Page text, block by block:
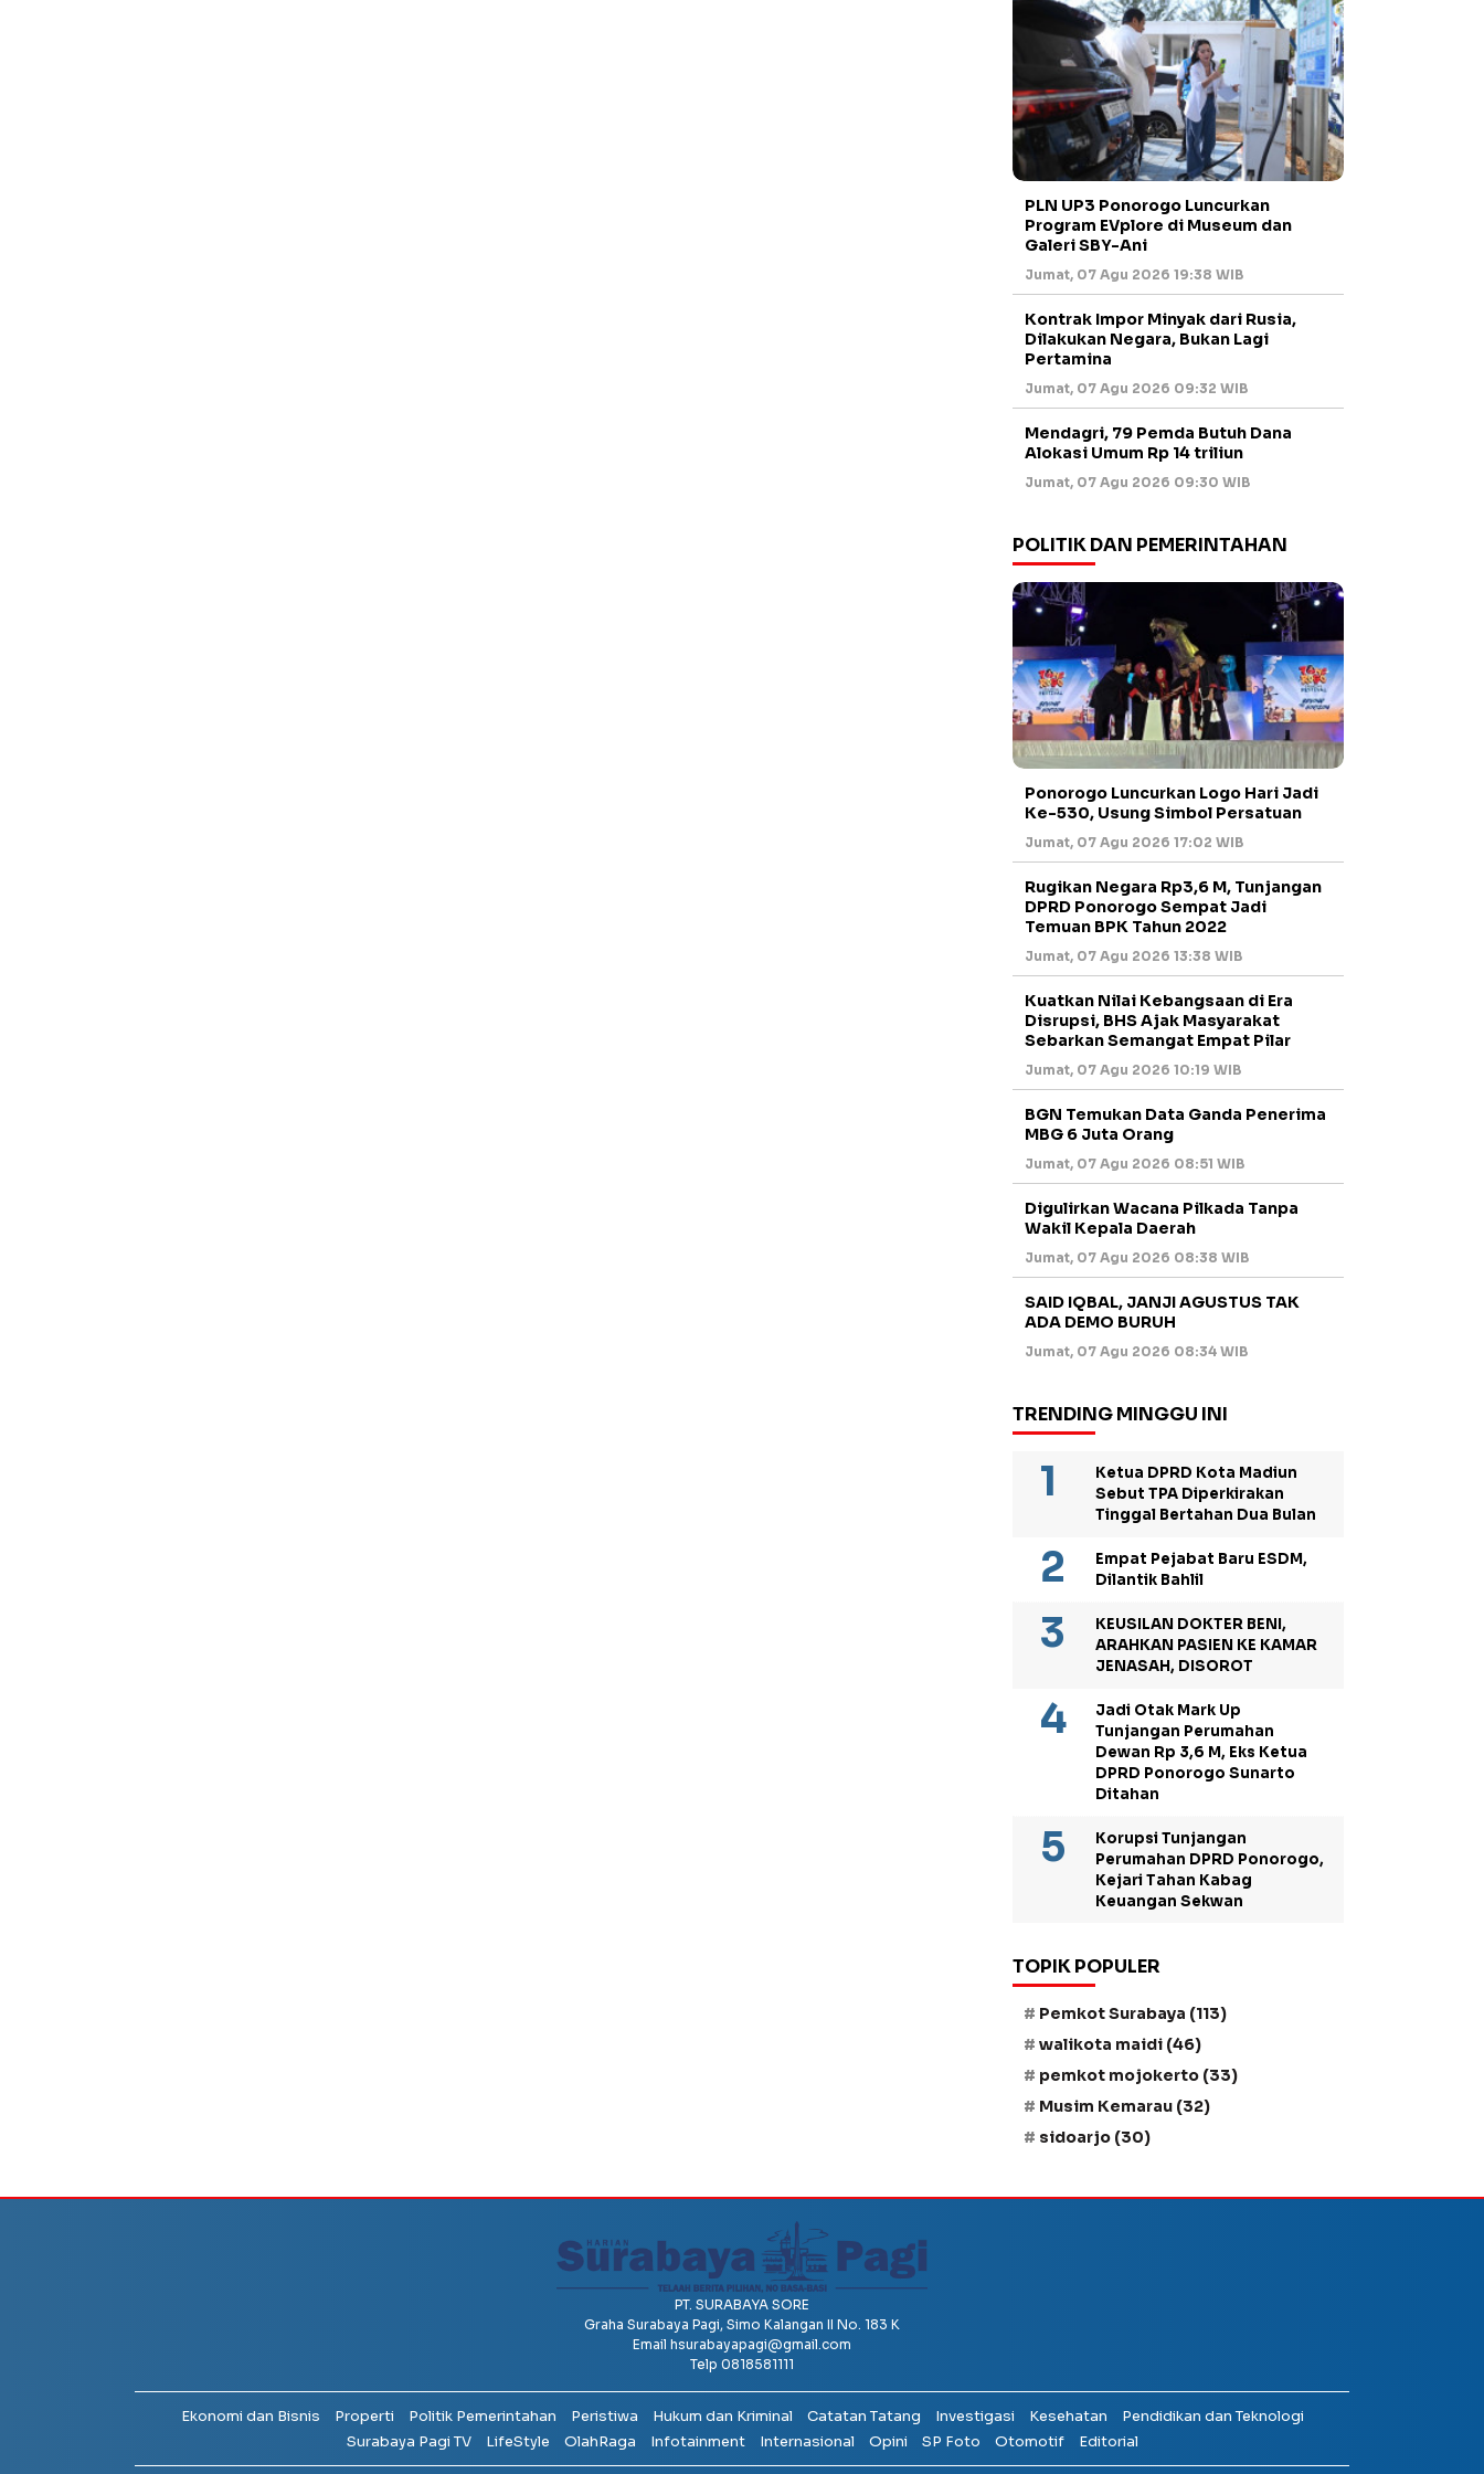
PLN UP3 Ponorogo Luncurkan
Program EVplore di Museum dan
Galeri SBY-Ani
Jumat, 07 Agu 2026 19:38 WIB
Kontrak Impor Minyak dari Rusia,
Dilakukan Negara, Bukan Lagi
Pertamina
Jumat, 07 Agu 2026 09:32 WIB
Mendagri, 79 Pemda Butuh Dana
Alokasi Umum Rp 14 triliun
Jumat, 07 Agu 2026 09:30 WIB
POLITIK DAN PEMERINTAHAN
Ponorogo Luncurkan Logo Hari Jadi
Ke-530, Usung Simbol Persatuan
Jumat, 07 Agu 2026 17:02 WIB
Rugikan Negara Rp3,6 M, Tunjangan
DPRD Ponorogo Sempat Jadi
Temuan BPK Tahun 2022
Jumat, 07 Agu 2026 13:38 WIB
Kuatkan Nilai Kebangsaan di Era
Disrupsi, BHS Ajak Masyarakat
Sebarkan Semangat Empat Pilar
Jumat, 07 Agu 2026 10:19 WIB
BGN Temukan Data Ganda Penerima
MBG 6 Juta Orang
Jumat, 07 Agu 2026 08:51 WIB
Digulirkan Wacana Pilkada Tanpa
Wakil Kepala Daerah
Jumat, 07 Agu 2026 08:38 WIB
SAID IQBAL, JANJI AGUSTUS TAK
ADA DEMO BURUH
Jumat, 07 Agu 2026 08:34 WIB
TRENDING MINGGU INI
Ketua DPRD Kota Madiun
Sebut TPA Diperkirakan
Tinggal Bertahan Dua Bulan
Empat Pejabat Baru ESDM,
Dilantik Bahlil
KEUSILAN DOKTER BENI,
ARAHKAN PASIEN KE KAMAR
JENASAH, DISOROT
Jadi Otak Mark Up
Tunjangan Perumahan
Dewan Rp 3,6 M, Eks Ketua
DPRD Ponorogo Sunarto
Ditahan
Korupsi Tunjangan
Perumahan DPRD Ponorogo,
Kejari Tahan Kabag
Keuangan Sekwan
TOPIK POPULER
Pemkot Surabaya (113)
walikota maidi (46)
pemkot mojokerto (33)
Musim Kemarau (32)
sidoarjo (30)
PT. SURABAYA SORE
Graha Surabaya Pagi, Simo Kalangan II No. 183 K
Email hsurabayapagi@gmail.com
Telp 0818581111
Ekonomi dan Bisnis Properti Politik Pemerintahan Peristiwa Hukum dan Kriminal Catatan Tatang Investigasi Kesehatan
Pendidikan dan Teknologi
Surabaya Pagi TV
LifeStyle OlahRaga Infotainment Internasional Opini SP Foto Otomotif Editorial